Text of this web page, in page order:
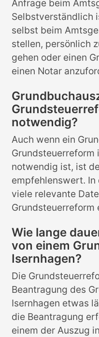
Anfrage beim
Selbstverständlich
selbst beim
stellen, persönlich
gehen oder einen
einen Notar
notwendig?
Auch wenn ein
Grundsteuerreform
notwendig ist, ist
empfehlenswert. In
viele relevante
Wie lange
von einem
Isernhagen?
Die
Beantragung des
Isernhagen etwas
die Beantragung
einem der Auszug